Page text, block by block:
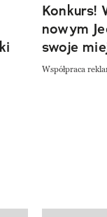
Konkurs!
nowym
swoje
Współpraca